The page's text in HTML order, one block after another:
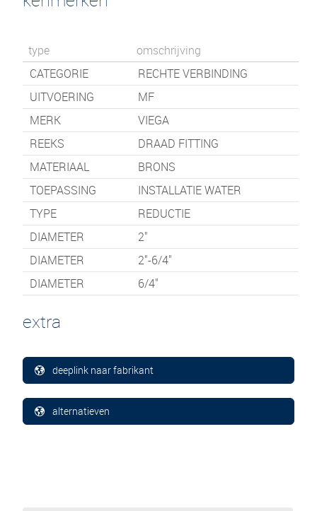
type
omschrijving
CATEGORIE
RECHTE VERBINDING
UITVOERING
MF
MERK
VIEGA
REEKS
DRAAD FITTING
MATERIAAL
BRONS
TOEPASSING
INSTALLATIE WATER
TYPE
REDUCTIE
DIAMETER
2"
DIAMETER
2"-6/4"
DIAMETER
6/4"
extra
deeplink naar fabrikant
alternatieven